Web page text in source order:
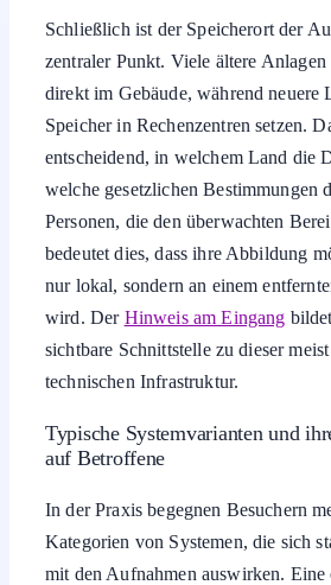
zentraler Punkt. Viele ältere Anlagen
direkt im Gebäude, während neuere
Speicher in Rechenzentren setzen.
entscheidend, in welchem Land die
welche gesetzlichen Bestimmungen
Personen, die den überwachten
bedeutet dies, dass ihre Abbildung
nur lokal, sondern an einem
wird. DerHinweis am Eingang
sichtbare Schnittstelle zu dieser meist
technischen Infrastruktur.
auf Betroffene
Kategorien von Systemen, die sich
mit den Aufnahmen auswirken. Eine